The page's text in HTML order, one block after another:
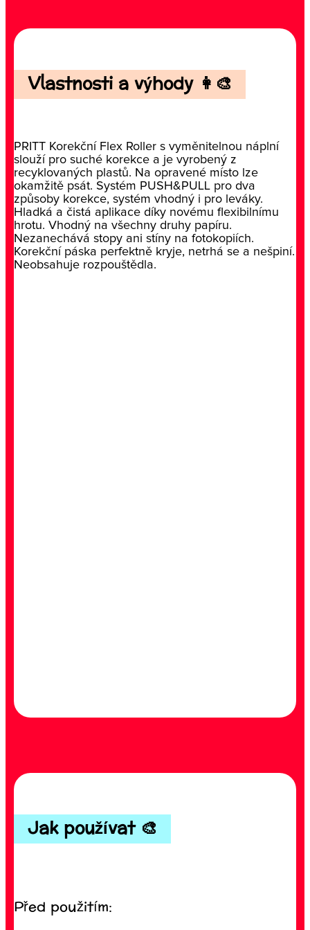
Vlastnosti a výhody 👩‍🎨
PRITT Korekční Flex Roller s vyměnitelnou náplní
slouží pro suché korekce a je vyrobený z
recyklovaných plastů. Na opravené místo lze
okamžitě psát. Systém PUSH&PULL pro dva
způsoby korekce, systém vhodný i pro leváky.
Hladká a čistá aplikace díky novému flexibilnímu
hrotu. Vhodný na všechny druhy papíru.
Nezanechává stopy ani stíny na fotokopiích.
Korekční páska perfektně kryje, netrhá se a nešpiní.
Neobsahuje rozpouštědla.
Jak používat 🎨
Před použitím: